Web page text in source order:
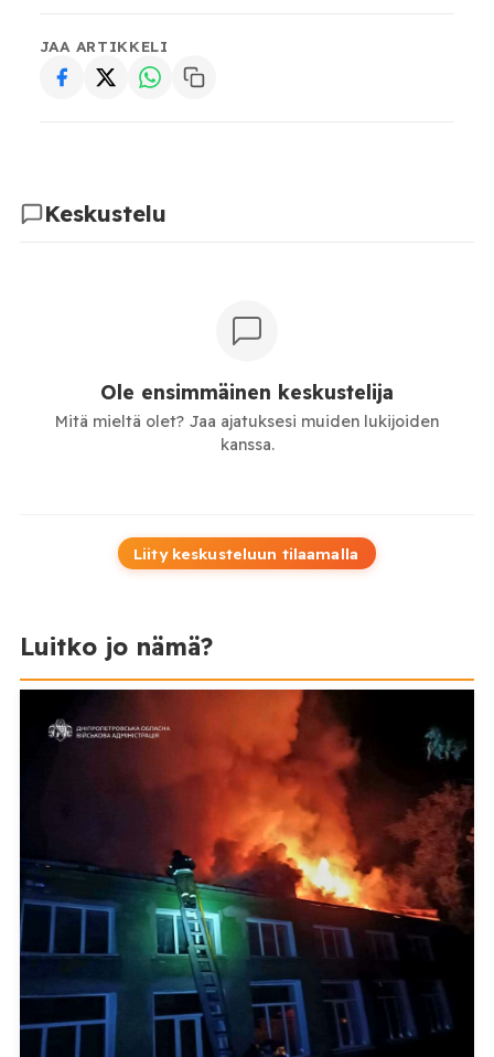
JAA ARTIKKELI
Keskustelu
Ole ensimmäinen keskustelija
Mitä mieltä olet? Jaa ajatuksesi muiden lukijoiden
kanssa.
Liity keskusteluun tilaamalla
Luitko jo nämä?